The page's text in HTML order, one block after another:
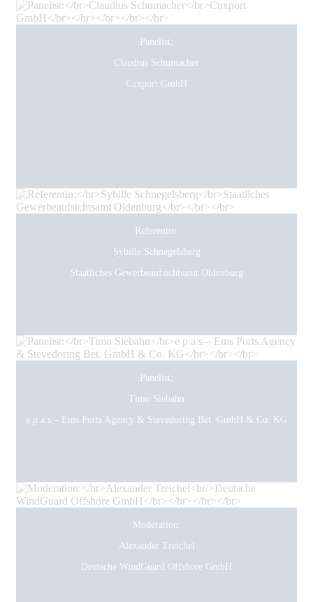
Panelist:
Claudius Schumacher
Cuxport GmbH
Referentin:
Sybille Schnegelsberg
Staatliches Gewerbeaufsichtsamt Oldenburg
Panelist:
Timo Siebahn
e p a s – Ems Ports Agency & Stevedoring Bet. GmbH & Co. KG
Moderation:
Alexander Treichel
Deutsche WindGuard Offshore GmbH